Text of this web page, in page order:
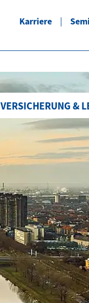
Karriere
VERSICHERUNG &